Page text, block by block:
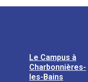
Le Campus à
Charbonnières-
les-Bains